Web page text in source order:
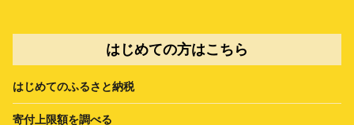
はじめての方はこちら
はじめてのふるさと納税
寄付上限額を調べる